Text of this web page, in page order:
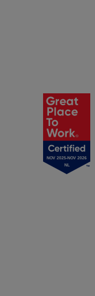
NOV 2025-NOV 2026
NL